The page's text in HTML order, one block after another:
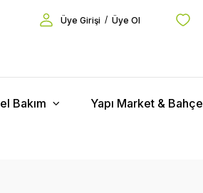
Üye Girişi / Üye Ol
Bakım Yapı Market & Bahçe